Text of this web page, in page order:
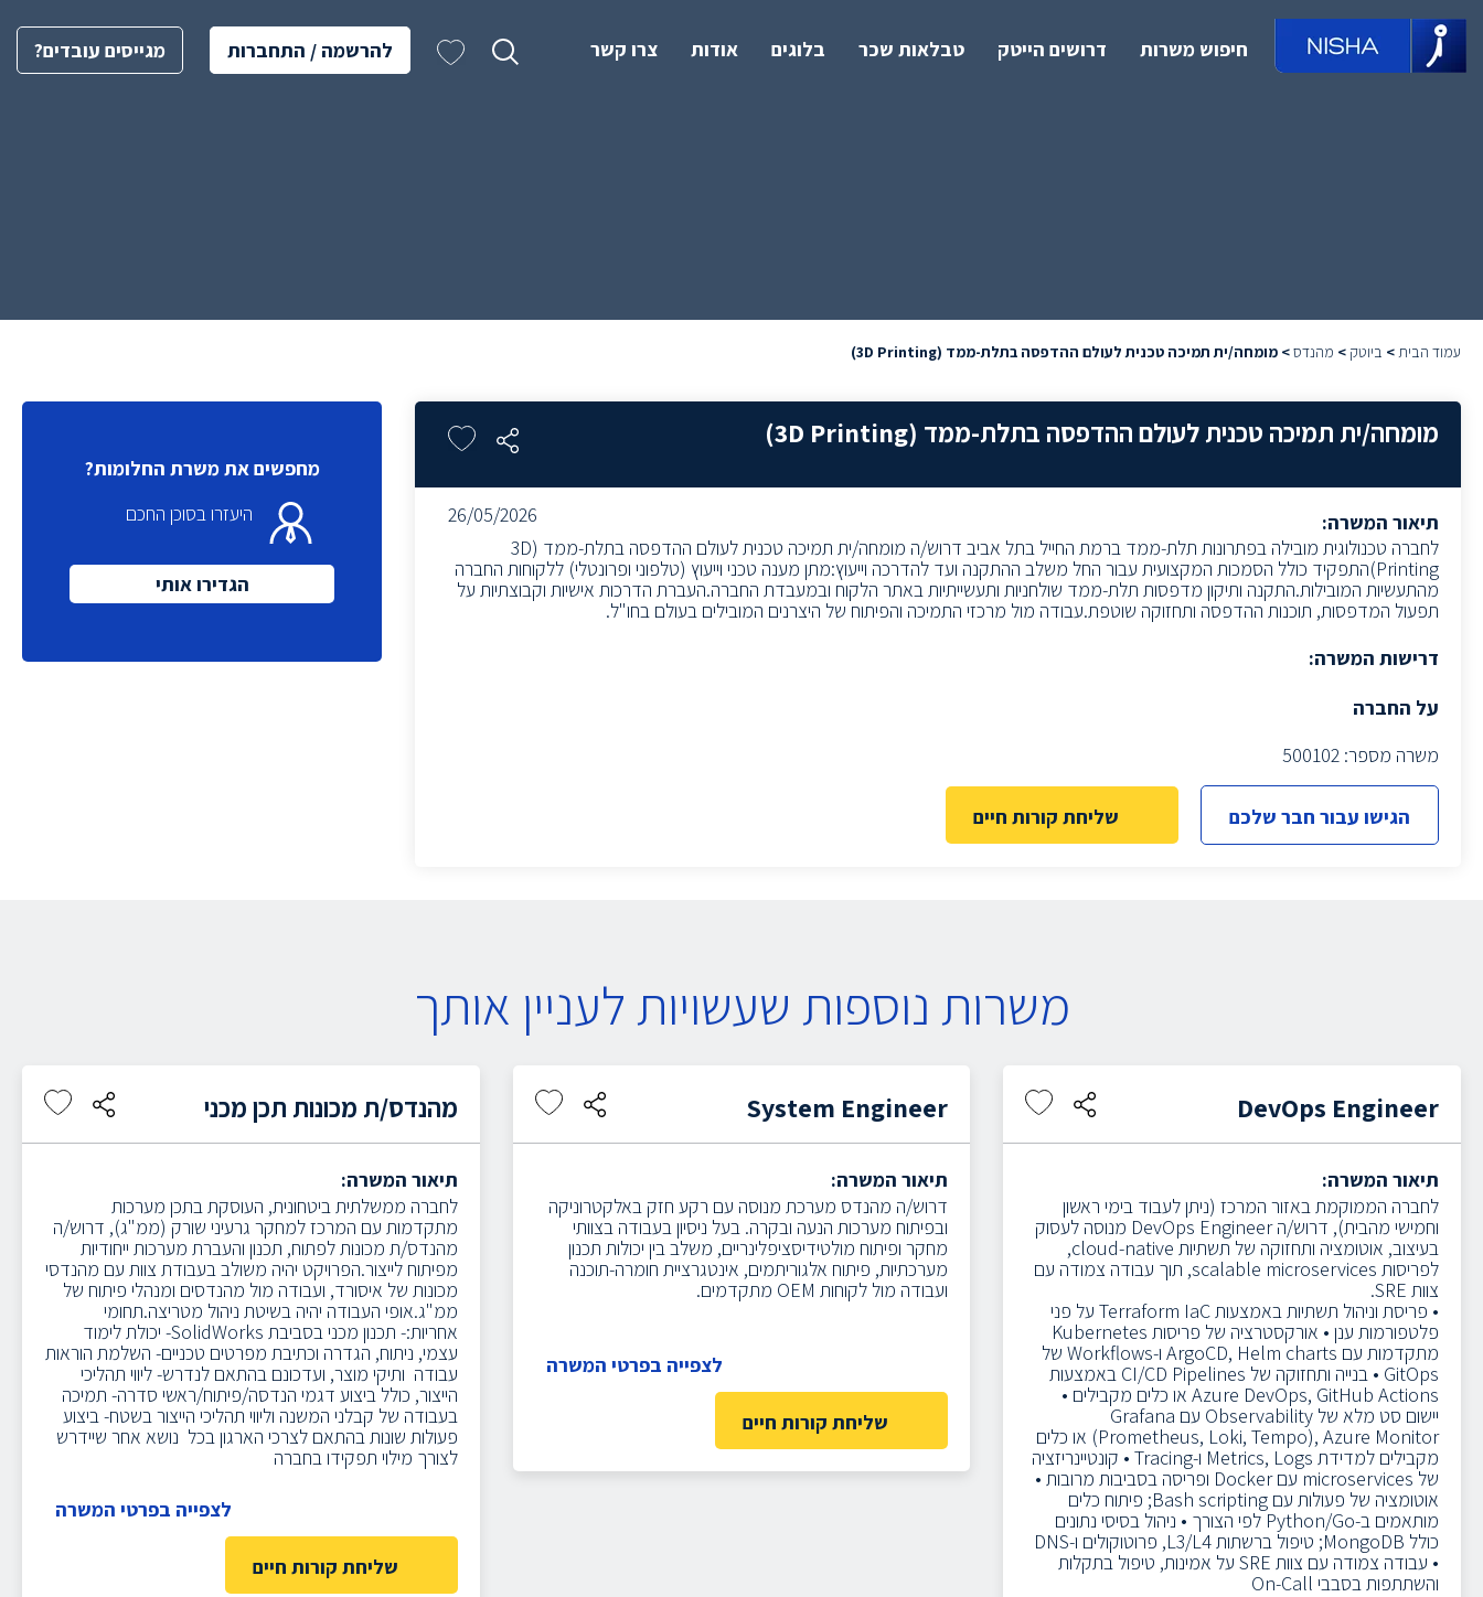
חיפוש משרות דרושים הייטק טבלאות שכר בלוגים אודות צרו קשר להרשמה / התחברות מגייסים עובדים?
עמוד הבית> ביוטק > מהנדס> מומחה/ית תמיכה טכנית לעולם ההדפסה בתלת-ממד (3D Printing)
מומחה/ית תמיכה טכנית לעולם ההדפסה בתלת-ממד (3D Printing)
תיאור המשרה:
לחברה טכנולוגית מובילה בפתרונות תלת-ממד ברמת החייל בתל אביב דרוש/ה מומחה/ית תמיכה טכנית לעולם ההדפסה בתלת-ממד (3D
Printing)התפקיד כולל הסמכות המקצועית עבור החל משלב ההתקנה ועד להדרכה וייעוץ:מתן מענה טכני וייעוץ (טלפוני ופרונטלי) ללקוחות החברה
מהתעשיות המובילות.התקנה ותיקון מדפסות תלת-ממד שולחניות ותעשייתיות באתר הלקוח ובמעבדת החברה.העברת הדרכות אישיות וקבוצתיות על
תפעול המדפסות, תוכנות ההדפסה ותחזוקה שוטפת.עבודה מול מרכזי התמיכה והפיתוח של היצרנים המובילים בעולם בחו"ל.
דרישות המשרה:
על החברה
משרה מספר: 500102
26/05/2026
הגישו עבור חבר שלכם שליחת קורות חיים
מחפשים את משרת החלומות?
היעזרו בסוכן החכם
הגדירו אותי
משרות נוספות שעשויות לעניין אותך
DevOps Engineer
תיאור המשרה:
לחברה הממוקמת באזור המרכז (ניתן לעבוד בימי ראשון
וחמישי מהבית), דרוש/ה DevOps Engineer מנוסה לעסוק
בעיצוב, אוטומציה ותחזוקה של תשתיות cloud-native,
לפריסות scalable microservices, תוך עבודה צמודה עם
צוות SRE.
• פריסת וניהול תשתיות באמצעות Terraform IaC על פני
פלטפורמות ענן
• אורקסטרציה של פריסות Kubernetes
מתקדמות עם ArgoCD, Helm charts ו-Workflows של
GitOps
• בנייה ותחזוקה של CI/CD Pipelines באמצעות
Azure DevOps, GitHub Actions או כלים מקבילים
•
יישום סט מלא של Observability עם Grafana
(Prometheus, Loki, Tempo), Azure Monitor או כלים
מקבילים למדידת Metrics, Logs ו-Tracing
• קונטיינריזציה
של microservices עם Docker ופריסה בסביבות מרובות
•
אוטומציה של פעולות עם Bash scripting; פיתוח כלים
מותאמים ב-Python/Go לפי הצורך
• ניהול בסיסי נתונים
כולל MongoDB; טיפול ברשתות L3/L4, פרוטוקולים ו-DNS
• עבודה צמודה עם צוות SRE על אמינות, טיפול בתקלות
והשתתפות בסבבי On-Call
System Engineer
תיאור המשרה:
דרוש/ה מהנדס מערכת מנוסה עם רקע חזק באלקטרוניקה
ובפיתוח מערכות הנעה ובקרה. בעל ניסיון בעבודה בצוותי
מחקר ופיתוח מולטידיסציפלינריים, משלב בין יכולות תכנון
מערכתיות, פיתוח אלגוריתמים, אינטגרציית חומרה-תוכנה
ועבודה מול לקוחות OEM מתקדמים.
לצפייה בפרטי המשרה
שליחת קורות חיים
מהנדס/ת מכונות תכן מכני
תיאור המשרה:
לחברה ממשלתית ביטחונית, העוסקת בתכן מערכות
מתקדמות עם המרכז למחקר גרעיני שורק (ממ"ג), דרוש/ה
מהנדס/ת מכונות לפתוח, תכנון והעברת מערכות ייחודיות
מפיתוח לייצור.הפרויקט יהיה משולב בעבודת צוות עם מהנדסי
מכונות של איסורד, ועבודה מול מהנדסים ומנהלי פיתוח של
ממ"ג.אופי העבודה יהיה בשיטת ניהול מטריצה.תחומי
אחריות:- תכנון מכני בסביבת SolidWorks- יכולת לימוד
עצמי, ניתוח, הגדרה וכתיבת מפרטים טכניים- השלמת הוראות
עבודה ותיקי מוצר, ועדכונם בהתאם לנדרש- ליווי תהליכי
הייצור, כולל ביצוע דגמי הנדסה/פיתוח/ראשי סדרה- תמיכה
בעבודה של קבלני המשנה וליווי תהליכי הייצור בשטח- ביצוע
פעולות שונות בהתאם לצרכי הארגון בכל נושא אחר שיידרש
לצורך מילוי תפקידו בחברה
לצפייה בפרטי המשרה
שליחת קורות חיים